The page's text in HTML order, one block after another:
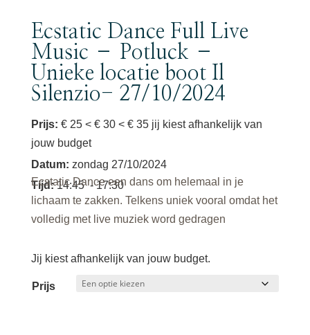
Ecstatic Dance Full Live
Music – Potluck –
Unieke locatie boot Il
Silenzio- 27/10/2024
Prijs: € 25 < € 30 < € 35 jij kiest afhankelijk van
jouw budget
Datum: zondag 27/10/2024
Tijd:14:45 - 17:30
Ecstatic Dance een dans om helemaal in je
lichaam te zakken. Telkens uniek vooral omdat het
volledig met live muziek word gedragen
Jij kiest afhankelijk van jouw budget.
Prijs